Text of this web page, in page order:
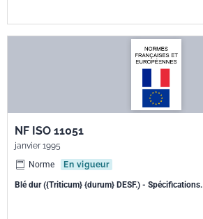
NF ISO 11051
janvier 1995
Norme
En vigueur
Blé dur ({Triticum} {durum} DESF.) - Spécifications.